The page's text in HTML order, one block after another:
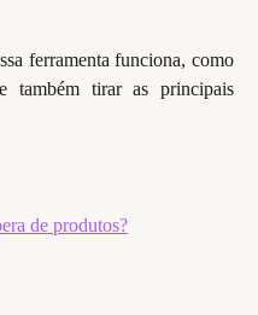
ferramenta funciona, como
também tirar as principais
de produtos?